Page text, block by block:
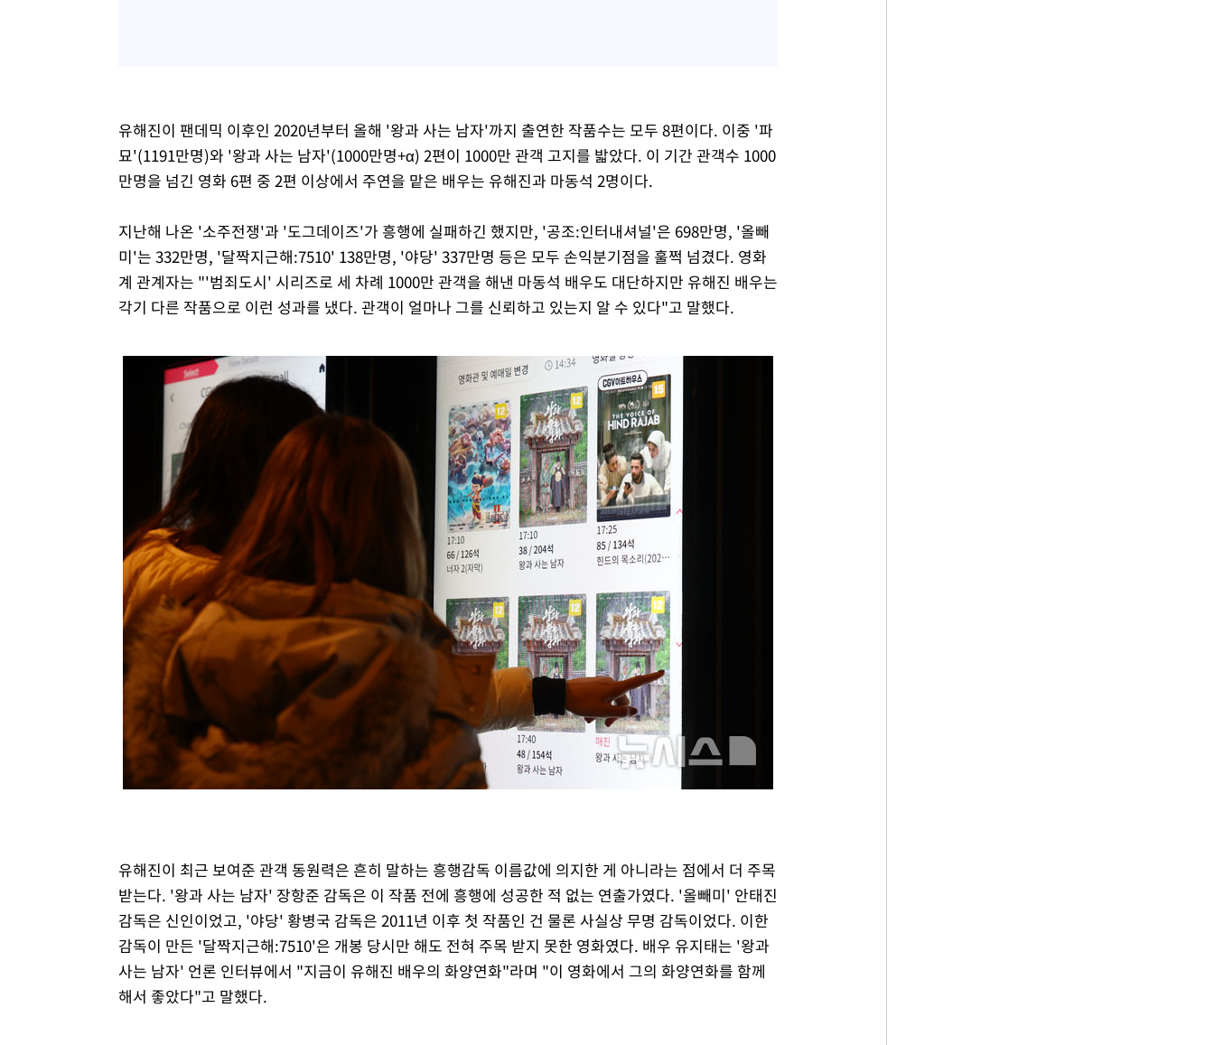
유해진이 팬데믹 이후인 2020년부터 올해 '왕과 사는 남자'까지 출연한 작품수는 모두 8편이다. 이중 '파
묘'(1191만명)와 '왕과 사는 남자'(1000만명+α) 2편이 1000만 관객 고지를 밟았다. 이 기간 관객수 1000
만명을 넘긴 영화 6편 중 2편 이상에서 주연을 맡은 배우는 유해진과 마동석 2명이다.
지난해 나온 '소주전쟁'과 '도그데이즈'가 흥행에 실패하긴 했지만, '공조:인터내셔널'은 698만명, '올빼
미'는 332만명, '달짝지근해:7510' 138만명, '야당' 337만명 등은 모두 손익분기점을 훌쩍 넘겼다. 영화
계 관계자는 "'범죄도시' 시리즈로 세 차례 1000만 관객을 해낸 마동석 배우도 대단하지만 유해진 배우는
각기 다른 작품으로 이런 성과를 냈다. 관객이 얼마나 그를 신뢰하고 있는지 알 수 있다"고 말했다.
유해진이 최근 보여준 관객 동원력은 흔히 말하는 흥행감독 이름값에 의지한 게 아니라는 점에서 더 주목
받는다. '왕과 사는 남자' 장항준 감독은 이 작품 전에 흥행에 성공한 적 없는 연출가였다. '올빼미' 안태진
감독은 신인이었고, '야당' 황병국 감독은 2011년 이후 첫 작품인 건 물론 사실상 무명 감독이었다. 이한
감독이 만든 '달짝지근해:7510'은 개봉 당시만 해도 전혀 주목 받지 못한 영화였다. 배우 유지태는 '왕과
사는 남자' 언론 인터뷰에서 "지금이 유해진 배우의 화양연화"라며 "이 영화에서 그의 화양연화를 함께
해서 좋았다"고 말했다.